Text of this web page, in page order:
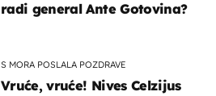
radi general Ante Gotovina?
S MORA POSLALA POZDRAVE
Vruće, vruće! Nives Celzijus